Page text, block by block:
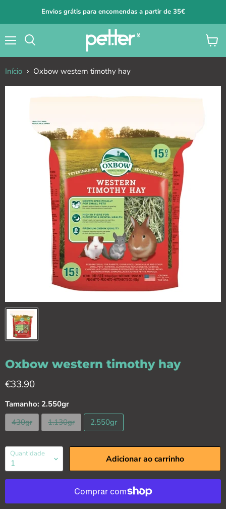
Envios grátis para encomendas a partir de 35€
Ver
Início Oxbow western timothy hay
Oxbow western timothy hay
Preço Atual
€33.90
Tamanho: 2.550gr
430gr
1.130gr 2.550gr
Quantidade Adicionar ao carrinho